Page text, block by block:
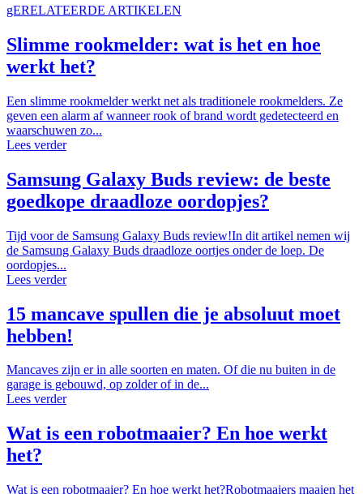
gERELATEERDE ARTIKELEN
Slimme rookmelder: wat is het en hoe
werkt het?
Een slimme rookmelder werkt net als traditionele rookmelders. Ze
geven een alarm af wanneer rook of brand wordt gedetecteerd en
waarschuwen zo...
Lees verder
Samsung Galaxy Buds review: de beste
goedkope draadloze oordopjes?
Tijd voor de Samsung Galaxy Buds review!In dit artikel nemen wij
de Samsung Galaxy Buds draadloze oortjes onder de loep. De
oordopjes...
Lees verder
15 mancave spullen die je absoluut moet
hebben!
Mancaves zijn er in alle soorten en maten. Of die nu buiten in de
garage is gebouwd, op zolder of in de...
Lees verder
Wat is een robotmaaier? En hoe werkt
het?
Wat is een robotmaaier? En hoe werkt het?Robotmaaiers maaien het